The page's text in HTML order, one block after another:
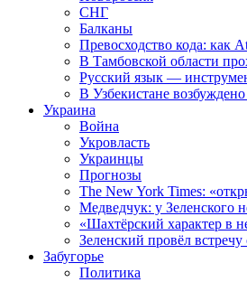
СНГ
Балканы
Превосходство кода: как
В Тамбовской области
Русский язык —
В Узбекистане
Украина
Война
Укровласть
Украинцы
Прогнозы
The New York Times:
Медведчук: у Зеленского
«Шахтёрский характер в
Зеленский провёл
Забугорье
Политика